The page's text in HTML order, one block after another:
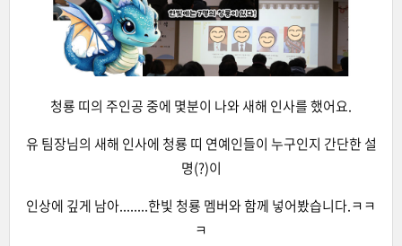
청룡 띠의 주인공 중에 몇분이 나와 새해 인사를 했어요.
유 팀장님의 새해 인사에 청룡 띠 연예인들이 누구인지 간단한 설
명(?)이
인상에 깊게 남아........한빛 청룡 멤버와 함께 넣어봤습니다.ㅋㅋ
ㅋ